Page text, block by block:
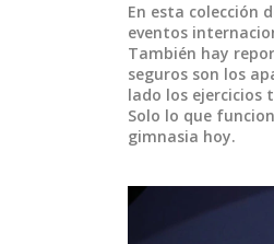
En esta colección
eventos
También hay
seguros son los
lado los ejercicios
Solo lo que
gimnasia hoy.